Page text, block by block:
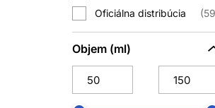
Začnite
Oficiálna distribúcia
59
Objem (ml)